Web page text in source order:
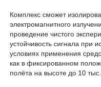
Комплекс сможет
электромагнитного
проведение чистого
устойчивость сигнала при
условиях применения
как в фиксированном
полёта на высоте до 10